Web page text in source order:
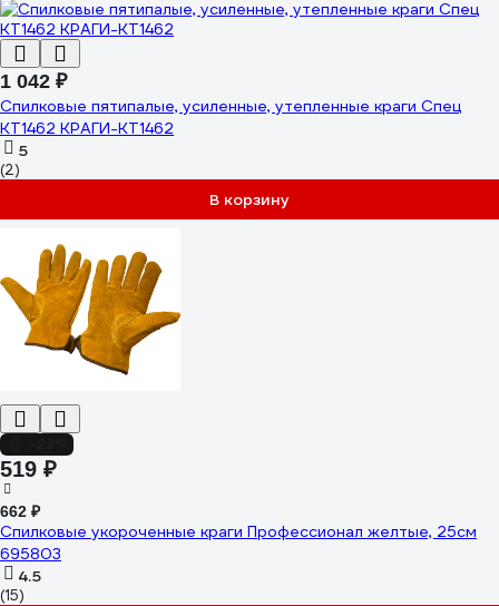
1 042 ₽
Спилковые пятипалые, усиленные, утепленные краги Спец
KT1462 КРАГИ-KT1462
5
(2)
В корзину
519 ₽
662 ₽
Спилковые укороченные краги Профессионал желтые, 25см
695803
4.5
(15)